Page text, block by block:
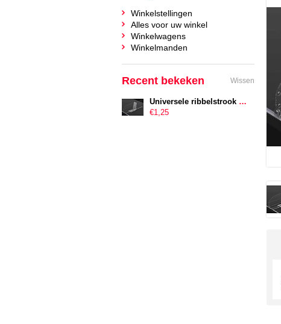
Winkelstellingen
Alles voor uw winkel
Winkelwagens
Winkelmanden
Recent bekeken Wissen
Universele ribbelstrook 440mm Simple Click
€1,25